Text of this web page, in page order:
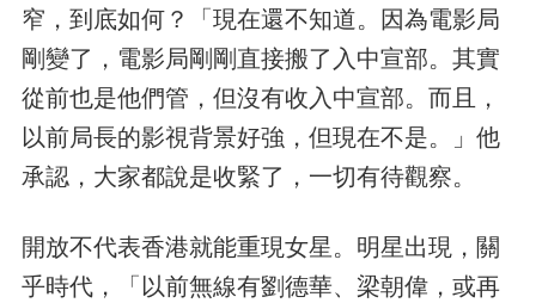
窄，到底如何？「現在還不知道。因為電影局
剛變了，電影局剛剛直接搬了入中宣部。其實
從前也是他們管，但沒有收入中宣部。而且，
以前局長的影視背景好強，但現在不是。」他
承認，大家都說是收緊了，一切有待觀察。
開放不代表香港就能重現女星。明星出現，關
乎時代，「以前無線有劉德華、梁朝偉，或再